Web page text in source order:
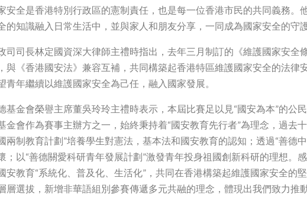
安全是香港特別行政區的憲制責任，也是每一位香港市民的共同義務。
的知識融入日常生活中，並與家人和朋友分享，一同成為國家安全的守護
司司長林定國資深大律師主禮時指出，去年三月制訂的《維護國家安全
與《香港國安法》兼容互補，共同構築起香港特區維護國家安全的法律
青年繼續以維護國家安全為己任，融入國家發展。
基金會榮譽主席董吳玲玲主禮時表示，本屆比賽足以見“國安為本”的公
金會作為賽事主辦方之一，始終秉持着“國安教育先行者”為理念，過去
兩制教育計劃”培養學生對憲法，基本法和國安教育的認知；透過“善德
；以“善德關愛科研青年發展計劃”激發青年投身祖國創新科研的理想。
安教育“系統化、普及化、生活化”，共同在香港構築起維護國家安全的
層選拔，新增非華語組別參賽傳遞多元共融的理念，體現出我們致力推